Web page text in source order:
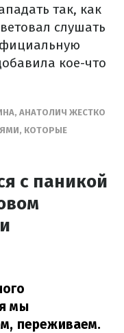
так, как
слушать
кое-что
АНАТОЛИЧ ЖЕСТКО
КОТОРЫЕ
с паникой
мы
переживаем.